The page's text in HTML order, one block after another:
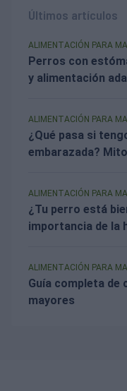
Últimos artículos
ALIMENTACIÓN PARA
Perros con
y alimentación
ALIMENTACIÓN PARA
¿Qué pasa si
embarazada?
ALIMENTACIÓN PARA
¿Tu perro está
importancia de la
ALIMENTACIÓN PARA
Guía completa de
mayores